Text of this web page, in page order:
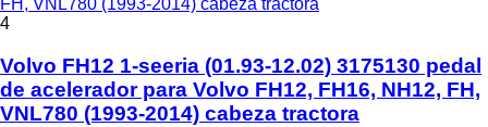
FH, VNL780 (1993-2014) cabeza tractora
4
Volvo FH12 1-seeria (01.93-12.02) 3175130 pedal
de acelerador para Volvo FH12, FH16, NH12, FH,
VNL780 (1993-2014) cabeza tractora